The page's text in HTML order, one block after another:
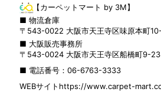
【カーペットマート by 3M】
■ 物流倉庫
〒 543-0022 大阪市天王寺区味原本町
■ 大阪販売事務所
〒 543-0024 大阪市天王寺区船橋町9-23
■ 電話番号：06-6763-3333
WEBサイト https://www.carpet-